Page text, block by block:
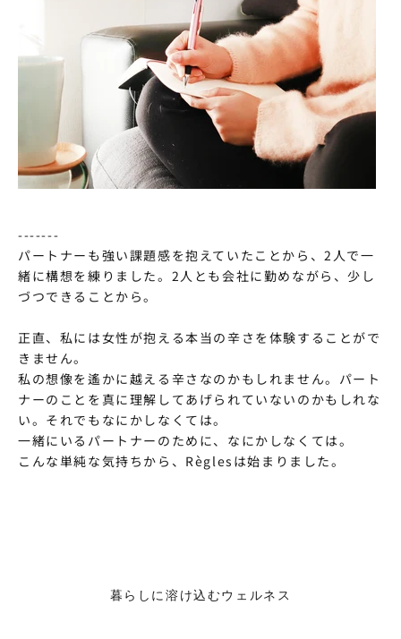
-------
パートナーも強い課題感を抱えていたことから、2人で一
緒に構想を練りました。2人とも会社に勤めながら、少し
づつできることから。
正直、私には女性が抱える本当の辛さを体験することがで
きません。
私の想像を遙かに越える辛さなのかもしれません。パート
ナーのことを真に理解してあげられていないのかもしれな
い。それでもなにかしなくては。
一緒にいるパートナーのために、なにかしなくては。
こんな単純な気持ちから、Règlesは始まりました。
暮らしに溶け込むウェルネス